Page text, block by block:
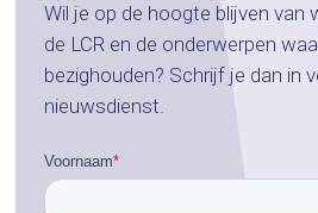
Wil je op de hoogte blijven van
de LCR en de onderwerpen
bezighouden? Schrijf je dan in
nieuwsdienst.